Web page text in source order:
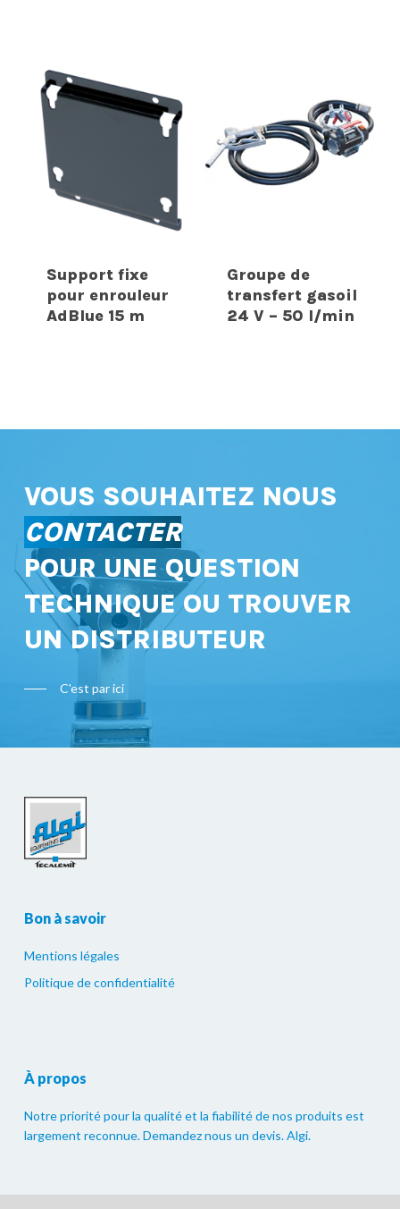
Support fixe
pour enrouleur
AdBlue 15 m
Groupe de
transfert gasoil
24 V – 50 l/min
VOUS SOUHAITEZ NOUS
CONTACTER
POUR UNE QUESTION
TECHNIQUE OU TROUVER
UN DISTRIBUTEUR
C'est par ici
Bon à savoir
Mentions légales
Politique de confidentialité
À propos
Notre priorité pour la qualité et la fiabilité de nos produits est
largement reconnue. Demandez nous un devis. Algi.